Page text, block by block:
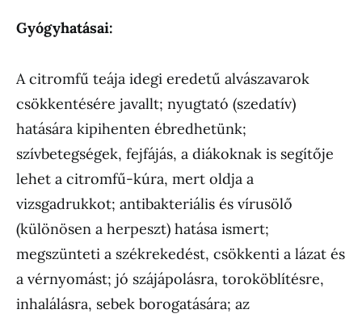
Gyógyhatásai:
A citromfű teája idegi eredetű alvászavarok
csökkentésére javallt; nyugtató (szedatív)
hatására kipihenten ébredhetünk;
szívbetegségek, fejfájás, a diákoknak is segítője
lehet a citromfű-kúra, mert oldja a
vizsgadrukkot; antibakteriális és vírusölő
(különösen a herpeszt) hatása ismert;
megszünteti a székrekedést, csökkenti a lázat és
a vérnyomást; jó szájápolásra, toroköblítésre,
inhalálásra, sebek borogatására; az